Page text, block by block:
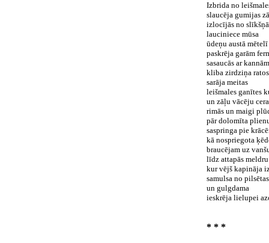
Izbrida no
slaucēja gumijas
izlocījās no
lauciniece mūsa
ūdeņu austā mētelī
paskrēja garām
sasaucās ar kannām
kliba zirdziņa ratos
sarāja meitas
leišmales ganītes
un zāļu vācēju
rimās un maigi
pār dolomīta
saspringa pie
kā nospriegota
braucējam uz
līdz attapās
kur vējš kapināja
samulsa no
un gulgdama
ieskrēja lielupei
* * *